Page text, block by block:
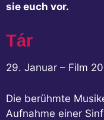
sie euch vor.
Tár
29. Januar – Film
Die berühmte
Aufnahme einer